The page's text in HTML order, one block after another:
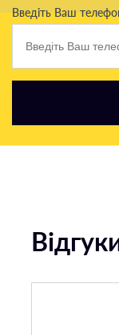
Введіть Ваш